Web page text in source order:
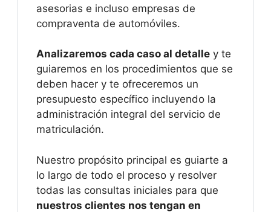
asesorias e incluso empresas de
compraventa de automóviles.
Analizaremos cada caso al detalle y te
guiaremos en los procedimientos que se
deben hacer y te ofreceremos un
presupuesto específico incluyendo la
administración integral del servicio de
matriculación.
Nuestro propósito principal es guiarte a
lo largo de todo el proceso y resolver
todas las consultas iniciales para que
nuestros clientes nos tengan en